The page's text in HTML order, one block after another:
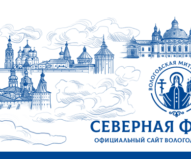
Северная
Официальный сайт